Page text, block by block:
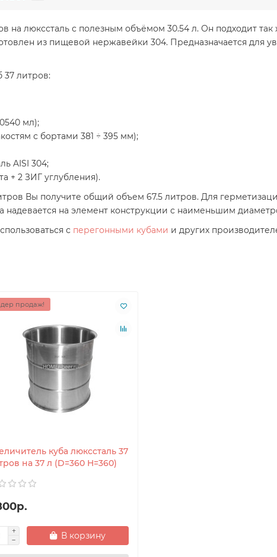
на люкссталь с полезным объёмом 30.54 л. Он подходит
из пищевой нержавейки 304. Предназначается для
37 литров:
мл);
с бортами 381 ÷ 395 мм);
AISI 304;
+ 2 ЗИГ углубления).
Вы получите общий объем 67.5 литров. Для
надевается на элемент конструкции с наименьшим
с перегонными кубами и других
продаж!
куба люкссталь 37
на 37 л (D=360 H=360)
В корзину